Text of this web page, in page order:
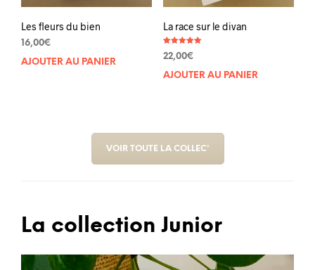
Les fleurs du bien
16,00€
AJOUTER AU PANIER
La race sur le divan
5.00
22,00€
AJOUTER AU PANIER
VOIR TOUTE LA COLLEC'
La collection Junior